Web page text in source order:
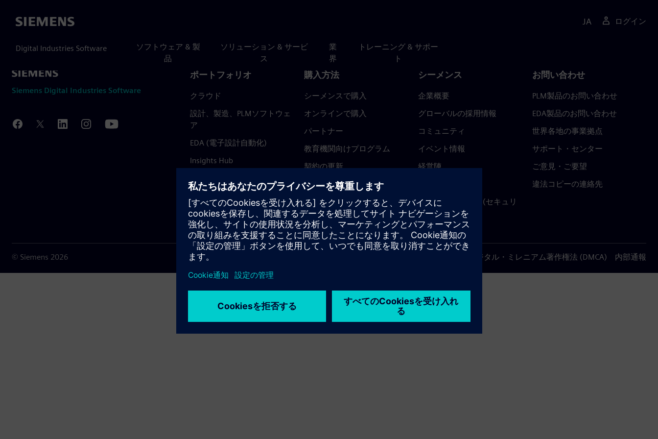
Siemens
Digital Industries Software
ソフトウェア & 製
品
ソリューション & サービ
ス
業
界
トレーニング & サポー
ト
JA ログイン
Siemens Digital Industries Software
ポートフォリオ
クラウド
設計、製造、PLMソフトウェ
ア
EDA (電子設計自動化)
Insights Hub
購入方法
シーメンスで購入
オンラインで購入
パートナー
教育機関向けプログラム
契約の更新
返金ポリシー
シーメンス
企業概要
グローバルの採用情報
コミュニティ
イベント情報
経営陣
トラストセンター (セキュリ
ティ関連情報)
お問い合わせ
PLM製品のお問い合わせ
EDA製品のお問い合わせ
世界各地の事業拠点
サポート・センター
ご意見・ご要望
違法コピーの連絡先
© Siemens 2026 デジタル・ミレニアム著作権法 (DMCA) 内部通報